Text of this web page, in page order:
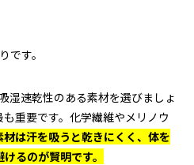
です。
湿速乾性のある素材を選びましょ
重要です。化学繊維やメリノウ
材は汗を吸うと乾きにくく、体を
るのが賢明です。